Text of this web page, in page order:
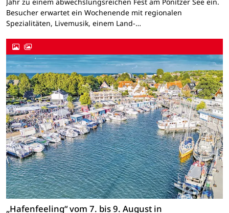
Besucher erwartet ein Wochenende mit regionalen
Spezialitäten, Livemusik, einem Land-…
„Hafenfeeling“ vom 7. bis 9. August in